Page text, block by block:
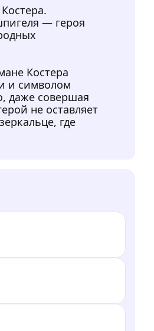
— героя
Костера
и символом
даже совершая
не оставляет
где